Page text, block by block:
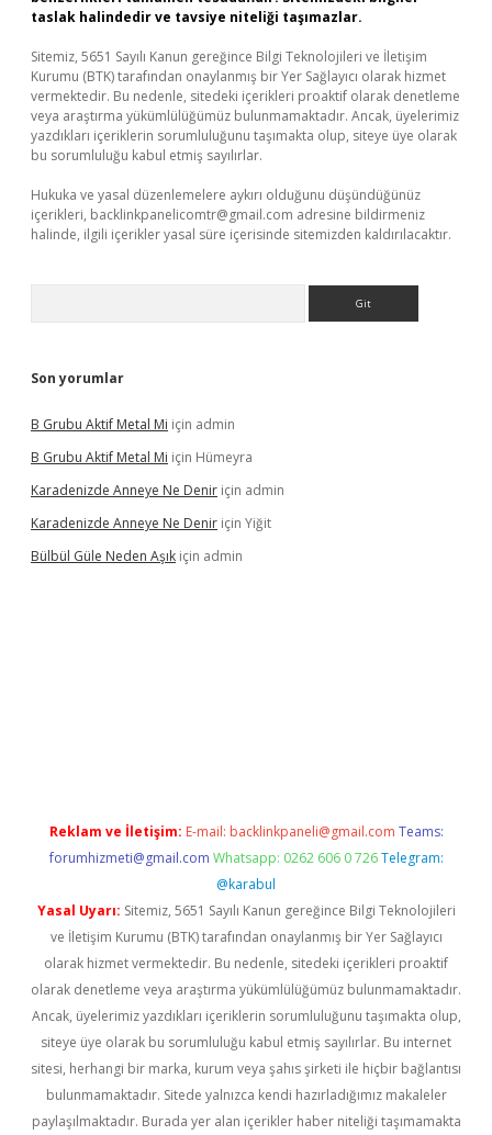
taslak halindedir ve tavsiye niteliği taşımazlar.
Sitemiz, 5651 Sayılı Kanun gereğince Bilgi Teknolojileri ve İletişim
Kurumu (BTK) tarafından onaylanmış bir Yer Sağlayıcı olarak hizmet
vermektedir. Bu nedenle, sitedeki içerikleri proaktif olarak denetleme
veya araştırma yükümlülüğümüz bulunmamaktadır. Ancak, üyelerimiz
yazdıkları içeriklerin sorumluluğunu taşımakta olup, siteye üye olarak
bu sorumluluğu kabul etmiş sayılırlar.
Hukuka ve yasal düzenlemelere aykırı olduğunu düşündüğünüz
içerikleri, backlinkpanelicomtr@gmail.com adresine bildirmeniz
halinde, ilgili içerikler yasal süre içerisinde sitemizden kaldırılacaktır.
Son yorumlar
B Grubu Aktif Metal Mi için admin
B Grubu Aktif Metal Mi için Hümeyra
Karadenizde Anneye Ne Denir için admin
Karadenizde Anneye Ne Denir için Yiğit
Bülbül Güle Neden Aşık için admin
Reklam ve İletişim: E-mail: backlinkpaneli@gmail.com Teams:
forumhizmeti@gmail.com Whatsapp: 0262 606 0 726 Telegram:
@karabul
Yasal Uyarı: Sitemiz, 5651 Sayılı Kanun gereğince Bilgi Teknolojileri
ve İletişim Kurumu (BTK) tarafından onaylanmış bir Yer Sağlayıcı
olarak hizmet vermektedir. Bu nedenle, sitedeki içerikleri proaktif
olarak denetleme veya araştırma yükümlülüğümüz bulunmamaktadır.
Ancak, üyelerimiz yazdıkları içeriklerin sorumluluğunu taşımakta olup,
siteye üye olarak bu sorumluluğu kabul etmiş sayılırlar. Bu internet
sitesi, herhangi bir marka, kurum veya şahıs şirketi ile hiçbir bağlantısı
bulunmamaktadır. Sitede yalnızca kendi hazırladığımız makaleler
paylaşılmaktadır. Burada yer alan içerikler haber niteliği taşımamakta